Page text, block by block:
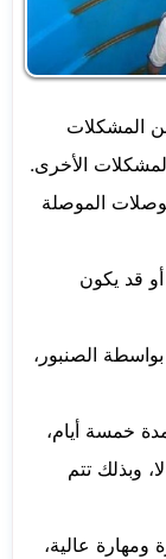
المشكلات
الأخرى.
الموصلة
قد يكون
الصنبور،
خمسة أيام،
وبذلك تتم
ومهارة عالية،